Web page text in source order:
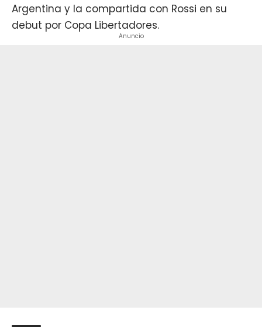
Argentina y la compartida con Rossi en su
debut por Copa Libertadores.
Anuncio